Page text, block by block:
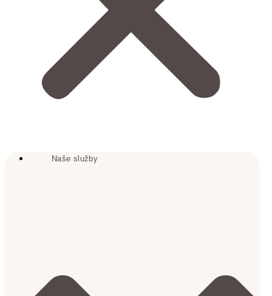
Naše služby